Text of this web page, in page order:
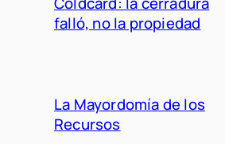
falló, no la propiedad
La Mayordomía de los
Recursos